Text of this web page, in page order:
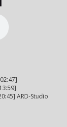
ARD-Studio